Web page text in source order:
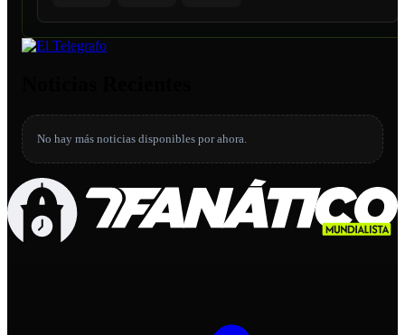
No hay más noticias disponibles por ahora.